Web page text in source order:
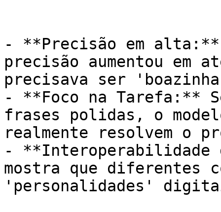
- **Precisão em alta:**
precisão aumentou em
precisava ser
- **Foco na Tarefa:**
frases polidas, o
realmente resolvem o
- **Interoperabilidade
mostra que diferentes
'personalidades'